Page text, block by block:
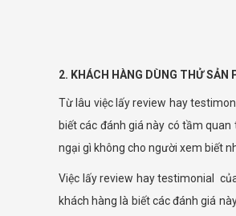
2. KHÁCH HÀNG DÙNG THỬ SẢN
Từ lâu việc lấy review hay
biết các đánh giá này có tầm
ngại gì không cho người xem biết
Việc lấy review hay testimonial
khách hàng là biết các đánh giá